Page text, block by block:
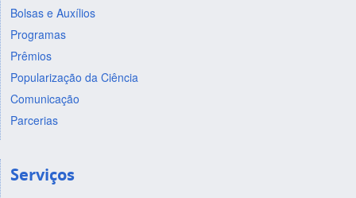
Bolsas e Auxílios
Programas
Prêmios
Popularização da Ciência
Comunicação
Parcerias
Serviços